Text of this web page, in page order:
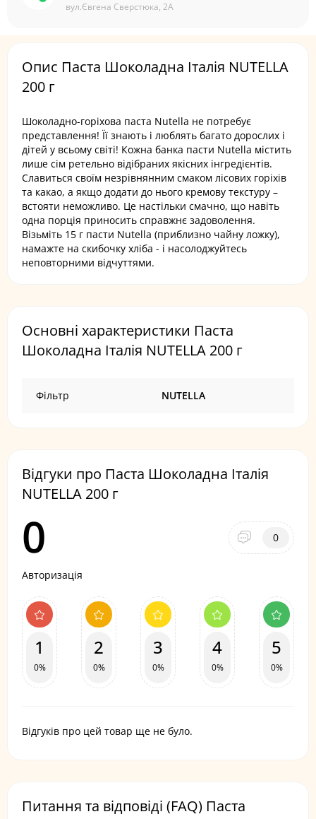
вул.Євгена Сверстюка, 2А
Опис Паста Шоколадна Італія NUTELLA
200 г
Шоколадно-горіхова паста Nutella не потребує
представлення! Її знають і люблять багато дорослих і
дітей у всьому світі! Кожна банка пасти Nutella містить
лише сім ретельно відібраних якісних інгредієнтів.
Славиться своїм незрівнянним смаком лісових горіхів
та какао, а якщо додати до нього кремову текстуру –
встояти неможливо. Це настільки смачно, що навіть
одна порція приносить справжнє задоволення.
Візьміть 15 г пасти Nutella (приблизно чайну ложку),
намажте на скибочку хліба - і насолоджуйтесь
неповторними відчуттями.
Основні характеристики Паста
Шоколадна Італія NUTELLA 200 г
Фільтр NUTELLA
Відгуки про Паста Шоколадна Італія
NUTELLA 200 г
0 0
Авторизація
1
0%
2
0%
3
0%
4
0%
5
0%
Відгуків про цей товар ще не було.
Питання та відповіді (FAQ) Паста